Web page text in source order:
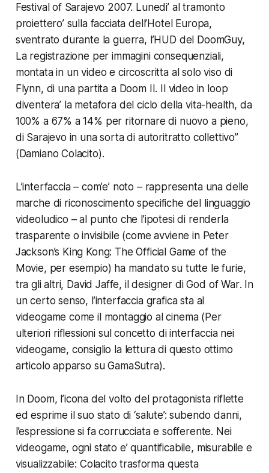
Festival of Sarajevo 2007. Lunedi’ al tramonto
proiettero’ sulla facciata dell’Hotel Europa,
sventrato durante la guerra, l’HUD del DoomGuy,
La registrazione per immagini consequenziali,
montata in un video e circoscritta al solo viso di
Flynn, di una partita a Doom II. Il video in loop
diventera’ la metafora del ciclo della vita-health, da
100% a 67% a 14% per ritornare di nuovo a pieno,
di Sarajevo in una sorta di autoritratto collettivo”
(Damiano Colacito).
L’interfaccia – com’e’ noto – rappresenta una delle
marche di riconoscimento specifiche del linguaggio
videoludico – al punto che l’ipotesi di renderla
trasparente o invisibile (come avviene in Peter
Jackson’s King Kong: The Official Game of the
Movie, per esempio) ha mandato su tutte le furie,
tra gli altri, David Jaffe, il designer diGod of War. In
un certo senso, l’interfaccia grafica sta al
videogame come il montaggio al cinema (Per
ulteriori riflessioni sul concetto di interfaccia nei
videogame, consiglio la lettura di questo ottimo
articolo apparso su GamaSutra).
In Doom, l’icona del volto del protagonista riflette
ed esprime il suo stato di ‘salute’: subendo danni,
l’espressione si fa corrucciata e sofferente. Nei
videogame, ogni stato e’ quantificabile, misurabile e
visualizzabile: Colacito trasforma questa